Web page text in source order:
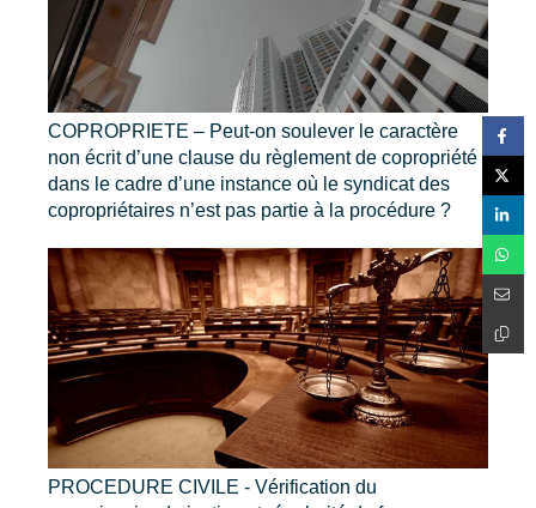
COPROPRIETE – Peut-on soulever le caractère
non écrit d’une clause du règlement de copropriété
dans le cadre d’une instance où le syndicat des
copropriétaires n’est pas partie à la procédure ?
PROCEDURE CIVILE - Vérification du